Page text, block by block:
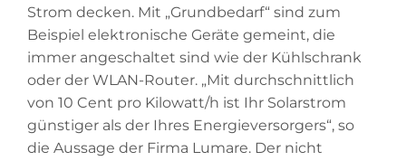
Strom decken. Mit „Grundbedarf“ sind zum
Beispiel elektronische Geräte gemeint, die
immer angeschaltet sind wie der Kühlschrank
oder der WLAN-Router. „Mit durchschnittlich
von 10 Cent pro Kilowatt/h ist Ihr Solarstrom
günstiger als der Ihres Energieversorgers“, so
die Aussage der Firma Lumare. Der nicht